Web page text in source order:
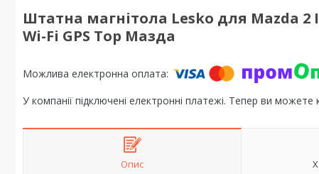
Штатна магнітола Lesko для Mazda 2
Wi-Fi GPS Top Мазда
У компанії підключені електронні платежі. Тепер ви
Опис